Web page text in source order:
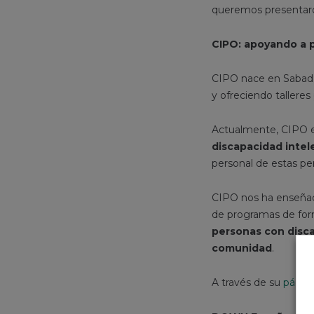
queremos
CIPO: apoyando
CIPO nace en
y ofreciendo talleres
Actualmente, CIPO
discapacidad
personal de estas
CIPO nos ha
de programas de
personas con
comunidad.
A través de su